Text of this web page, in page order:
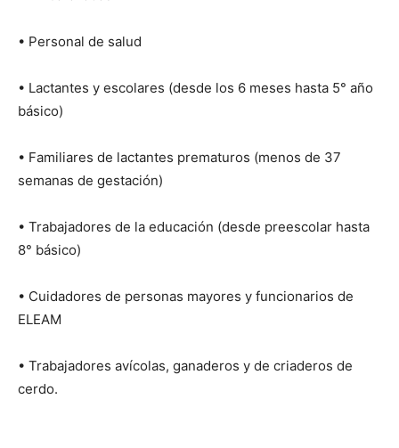
• Personal de salud
• Lactantes y escolares (desde los 6 meses hasta 5° año
básico)
• Familiares de lactantes prematuros (menos de 37
semanas de gestación)
• Trabajadores de la educación (desde preescolar hasta
8° básico)
• Cuidadores de personas mayores y funcionarios de
ELEAM
• Trabajadores avícolas, ganaderos y de criaderos de
cerdo.